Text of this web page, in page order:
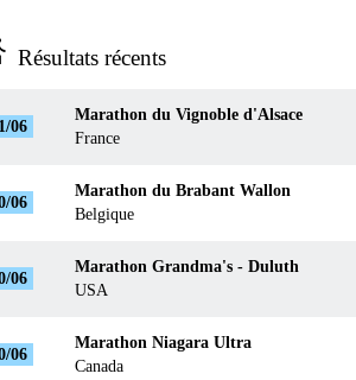
Résultats récents
06
Marathon du Vignoble d'Alsace
France
06
Marathon du Brabant Wallon
Belgique
06
Marathon Grandma's - Duluth
USA
06
Marathon Niagara Ultra
Canada